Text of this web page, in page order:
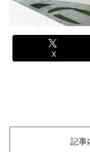
X
記事